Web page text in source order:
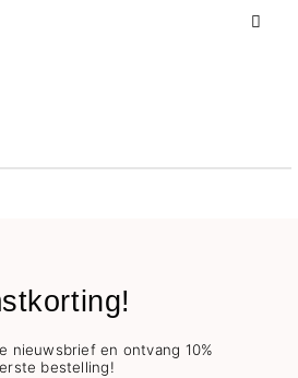
nieuwsbrief en ontvang 10%
bestelling!